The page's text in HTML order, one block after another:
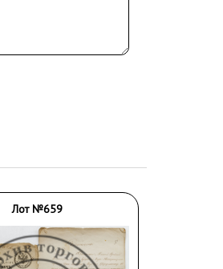
Лот №659